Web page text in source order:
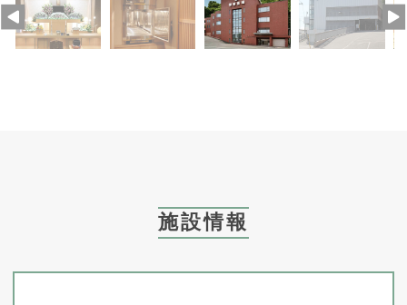
Previous
施設情報